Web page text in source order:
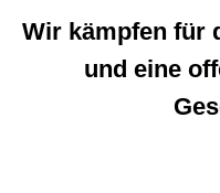
Wir kämpfen für
und eine